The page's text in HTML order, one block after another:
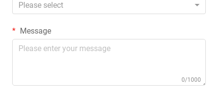
Please select
Message
0/1000